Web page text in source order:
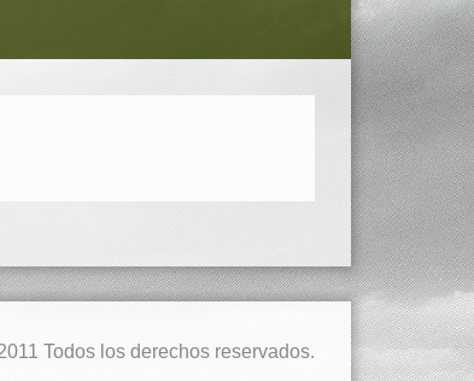
Todos los derechos reservados.